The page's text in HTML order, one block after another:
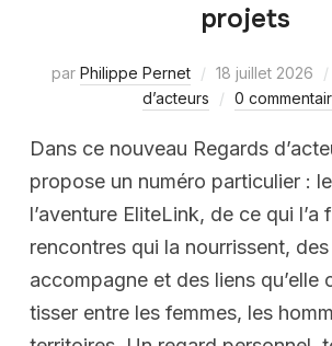
projets
par Philippe Pernet 18 juillet 2026
d’acteurs
0
Dans ce nouveau Regards
propose un numéro particulier :
l’aventure EliteLink, de ce qui l’a
rencontres qui la nourrissent, des
accompagne et des liens qu’elle
tisser entre les femmes, les